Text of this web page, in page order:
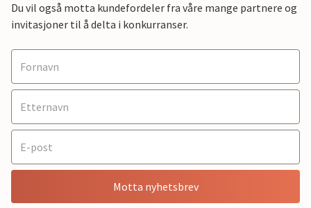
Du vil også motta kundefordeler fra våre mange partnere og
invitasjoner til å delta i konkurranser.
Motta nyhetsbrev